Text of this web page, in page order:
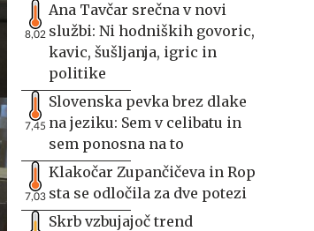
8,02
Ana Tavčar srečna v novi
službi: Ni hodniških govoric,
kavic, šušljanja, igric in
politike
7,45
Slovenska pevka brez dlake
na jeziku: Sem v celibatu in
sem ponosna na to
7,03
Klakočar Zupančičeva in Rop
sta se odločila za dve potezi
Skrb vzbujajoč trend